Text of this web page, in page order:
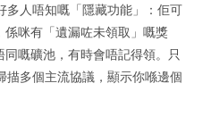
人唔知嘅「隱藏功能」：佢可
咪有「遺漏咗未領取」嘅獎
嘅礦池，有時會唔記得領。只
多個主流協議，顯示你喺邊個